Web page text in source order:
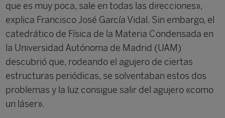
que es muy poca, sale en todas las direcciones»,
explica Francisco José García Vidal. Sin embargo, el
catedrático de Física de la Materia Condensada en
la Universidad Autónoma de Madrid (UAM)
descubrió que, rodeando el agujero de ciertas
estructuras periódicas, se solventaban estos dos
problemas y la luz consigue salir del agujero «como
un láser».